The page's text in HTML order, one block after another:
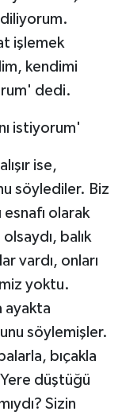
işlemek
kendimi
dedi.
istiyorum'
ise,
söylediler. Biz
esnafı olarak
olsaydı, balık
vardı, onları
yoktu.
ayakta
söylemişler.
bıçakla
Yere düştüğü
Sizin